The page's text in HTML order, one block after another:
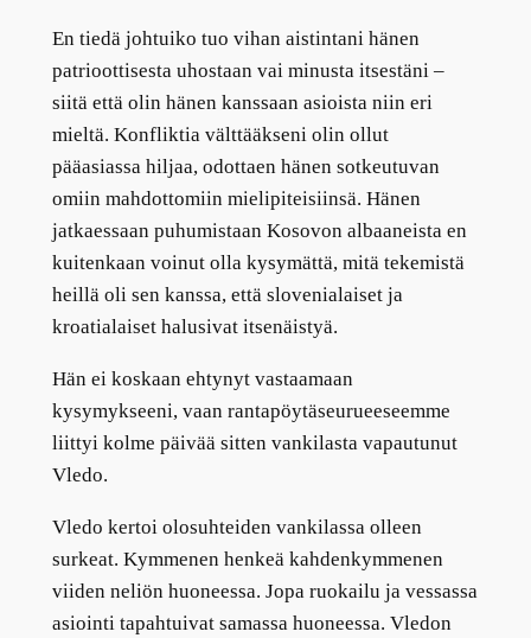
En tiedä johtuiko tuo vihan aistintani hänen
patrioottisesta uhostaan vai minusta itsestäni –
siitä että olin hänen kanssaan asioista niin eri
mieltä. Konfliktia välttääkseni olin ollut
pääasiassa hiljaa, odottaen hänen sotkeutuvan
omiin mahdottomiin mielipiteisiinsä. Hänen
jatkaessaan puhumistaan Kosovon albaaneista en
kuitenkaan voinut olla kysymättä, mitä tekemistä
heillä oli sen kanssa, että slovenialaiset ja
kroatialaiset halusivat itsenäistyä.
Hän ei koskaan ehtynyt vastaamaan
kysymykseeni, vaan rantapöytäseurueeseemme
liittyi kolme päivää sitten vankilasta vapautunut
Vledo.
Vledo kertoi olosuhteiden vankilassa olleen
surkeat. Kymmenen henkeä kahdenkymmenen
viiden neliön huoneessa. Jopa ruokailu ja vessassa
asiointi tapahtuivat samassa huoneessa. Vledon